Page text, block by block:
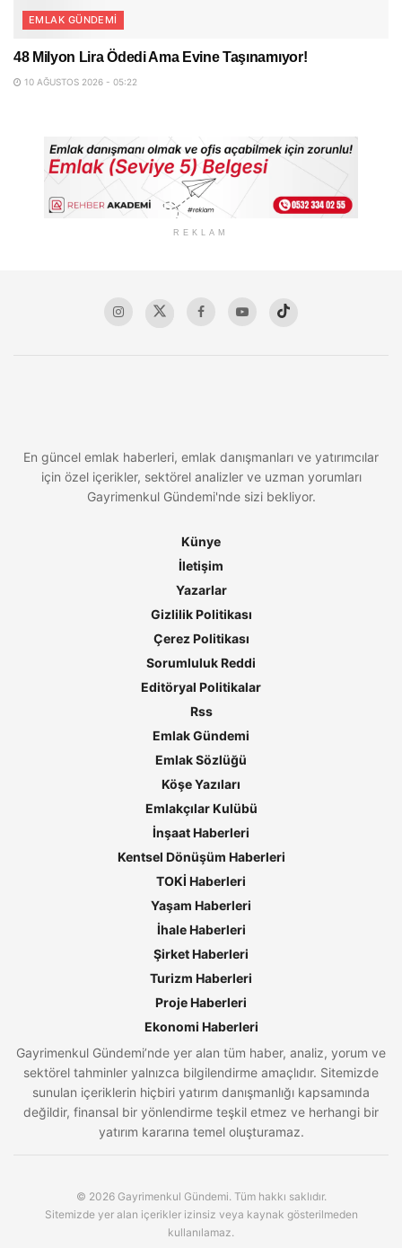
EMLAK GÜNDEMI
48 Milyon Lira Ödedi Ama Evine Taşınamıyor!
10 AĞUSTOS 2026 - 05:22
REKLAM
En güncel emlak haberleri, emlak danışmanları ve yatırımcılar
için özel içerikler, sektörel analizler ve uzman yorumları
Gayrimenkul Gündemi'nde sizi bekliyor.
Künye
İletişim
Yazarlar
Gizlilik Politikası
Çerez Politikası
Sorumluluk Reddi
Editöryal Politikalar
Rss
Emlak Gündemi
Emlak Sözlüğü
Köşe Yazıları
Emlakçılar Kulübü
İnşaat Haberleri
Kentsel Dönüşüm Haberleri
TOKİ Haberleri
Yaşam Haberleri
İhale Haberleri
Şirket Haberleri
Turizm Haberleri
Proje Haberleri
Ekonomi Haberleri
Gayrimenkul Gündemi’nde yer alan tüm haber, analiz, yorum ve
sektörel tahminler yalnızca bilgilendirme amaçlıdır. Sitemizde
sunulan içeriklerin hiçbiri yatırım danışmanlığı kapsamında
değildir, finansal bir yönlendirme teşkil etmez ve herhangi bir
yatırım kararına temel oluşturamaz.
© 2026 Gayrimenkul Gündemi. Tüm hakkı saklıdır.
Sitemizde yer alan içerikler izinsiz veya kaynak gösterilmeden
kullanılamaz.